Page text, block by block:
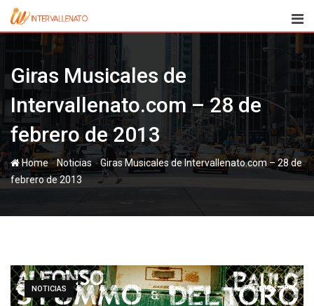
Skip
Giras Musicales de
Intervallenato.com – 28 de
febrero de 2013
Home-Noticias-Giras Musicales de Intervallenato.com – 28 de
febrero de 2013
NOTICIAS